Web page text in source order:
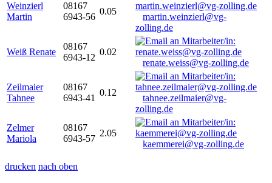
Weinzierl
Martin
08167
6943-56
0.05
martin.weinzierl@vg-
zolling.de
Weiß Renate
08167
6943-12
0.02
renate.weiss@vg-zolling.de
Zeilmaier
Tahnee
08167
6943-41
0.12
tahnee.zeilmaier@vg-
zolling.de
Zelmer
Mariola
08167
6943-57
2.05
kaemmerei@vg-zolling.de
drucken nach oben